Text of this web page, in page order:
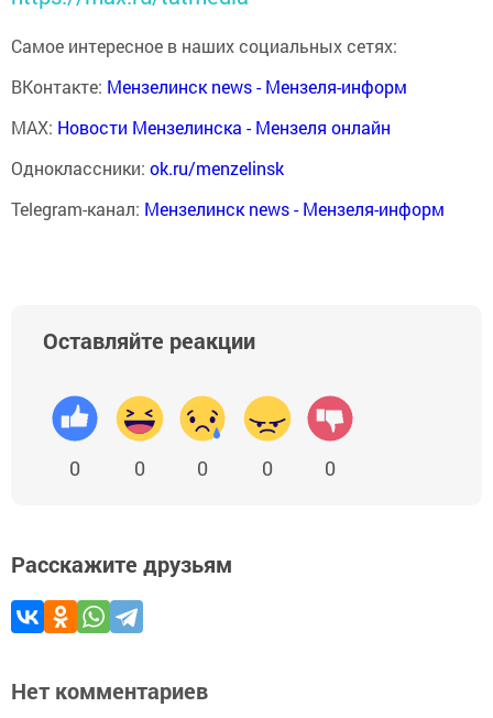
Самое интересное в наших социальных сетях:
ВКонтакте: Мензелинск news - Мензеля-информ
MAX: Новости Мензелинска - Мензеля онлайн
Одноклассники: ok.ru/menzelinsk
Telegram-канал: Мензелинск news - Мензеля-информ
Оставляйте реакции
0 0 0 0 0
Расскажите друзьям
Нет комментариев